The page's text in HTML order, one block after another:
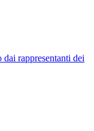
rappresentanti dei